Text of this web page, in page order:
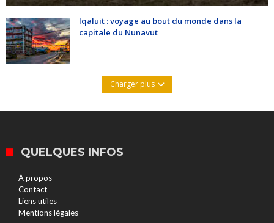
Iqaluit : voyage au bout du monde dans la
capitale du Nunavut
Charger plus
QUELQUES INFOS
À propos
Contact
Liens utiles
Mentions légales